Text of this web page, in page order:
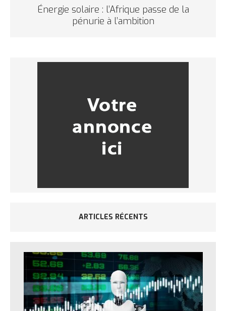
Énergie solaire : l’Afrique passe de la
pénurie à l’ambition
ARTICLES RÉCENTS